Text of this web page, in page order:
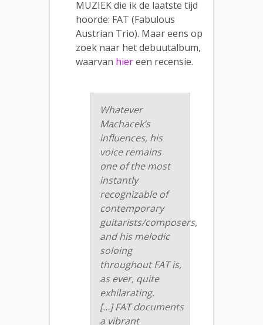
MUZIEK die ik de laatste tijd
hoorde: FAT (Fabulous
Austrian Trio). Maar eens op
zoek naar het debuutalbum,
waarvan hiereen recensie.
Whatever
Machacek’s
influences, his
voice remains
one of the most
instantly
recognizable of
contemporary
guitarists/composers,
and his melodic
soloing
throughoutFATis,
as ever, quite
exhilarating.
[…]FATdocuments
a vibrant